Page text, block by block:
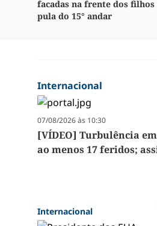
facadas na frente dos filhos
pula do 15° andar
Internacional
07/08/2026 às 10:30
[VÍDEO] Turbulência
ao menos 17 feridos;
Internacional